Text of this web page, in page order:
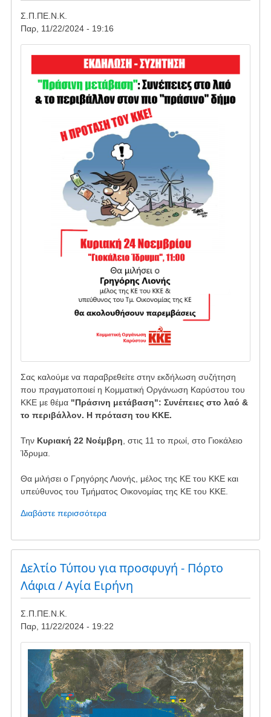
και
την
υπογραφή
της
Περιφέρειας
Σ.Π.ΠΕ.Ν.Κ.
Παρ, 11/22/2024 - 19:16
Σας καλούμε να παραβρεθείτε στην εκδήλωση συζήτηση
που πραγματοποιεί η Κομματική Οργάνωση Καρύστου του
ΚΚΕ με θέμα "Πράσινη μετάβαση": Συνέπειες στο λαό &
το περιβάλλον. Η πρόταση του ΚΚΕ.
Την Κυριακή 22 Νοέμβρη , στις 11 το πρωί, στο Γιοκάλειο
Ίδρυμα.
Θα μιλήσει ο Γρηγόρης Λιονής, μέλος της ΚΕ του ΚΚΕ και
υπεύθυνος του Τμήματος Οικονομίας της ΚΕ του ΚΚΕ.
Διαβάστε περισσότεραγια
Εκδήλωση
του
ΚΚΕ
Κάρυστο
την
"πράσινη
μετάβαση"
και
τις
συνέπειες
για
Δελτίο Τύπου για προσφυγή - Πόρτο
Λάφια / Αγία Ειρήνη
Σ.Π.ΠΕ.Ν.Κ.
Παρ, 11/22/2024 - 19:22
Image